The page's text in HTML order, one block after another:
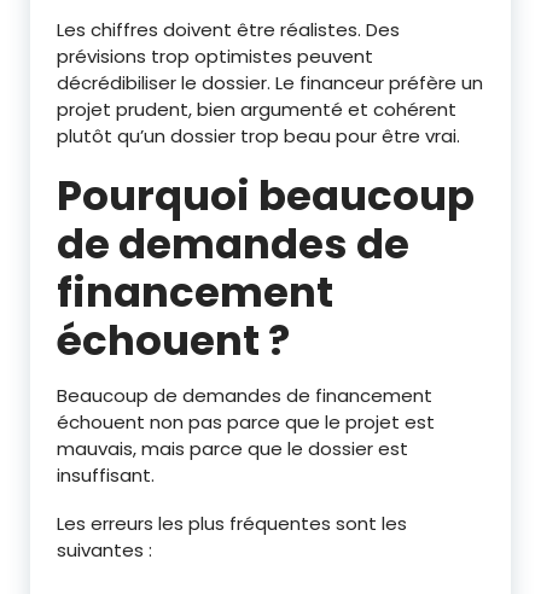
Les chiffres doivent être réalistes. Des
prévisions trop optimistes peuvent
décrédibiliser le dossier. Le financeur préfère un
projet prudent, bien argumenté et cohérent
plutôt qu’un dossier trop beau pour être vrai.
Pourquoi beaucoup
de demandes de
financement
échouent ?
Beaucoup de demandes de financement
échouent non pas parce que le projet est
mauvais, mais parce que le dossier est
insuffisant.
Les erreurs les plus fréquentes sont les
suivantes :